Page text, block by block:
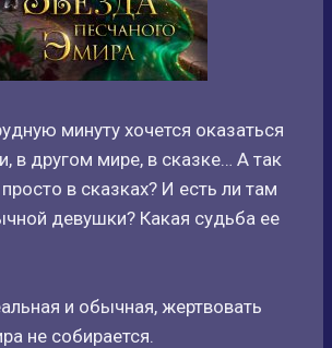
минуту хочется оказаться
в другом мире, в сказке… А так
в сказках? И есть ли там
девушки? Какая судьба ее
и обычная, жертвовать
не собирается.